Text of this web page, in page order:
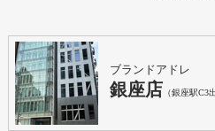
ブランドアドレ
銀座店 （銀座駅C3